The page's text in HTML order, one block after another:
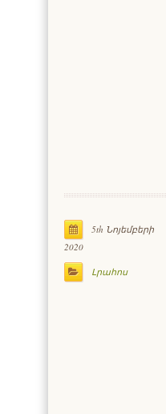
5th Նոյեմբերի
2020
Լրահոս